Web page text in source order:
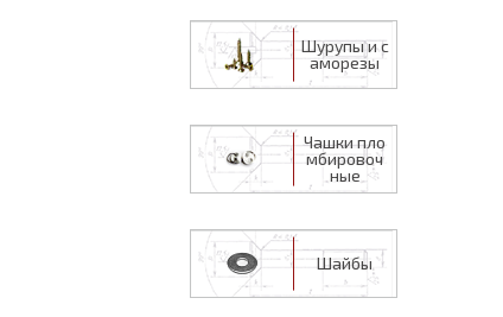
Шурупы и с
аморезы
Чашки пло
мбировоч
ные
Шайбы